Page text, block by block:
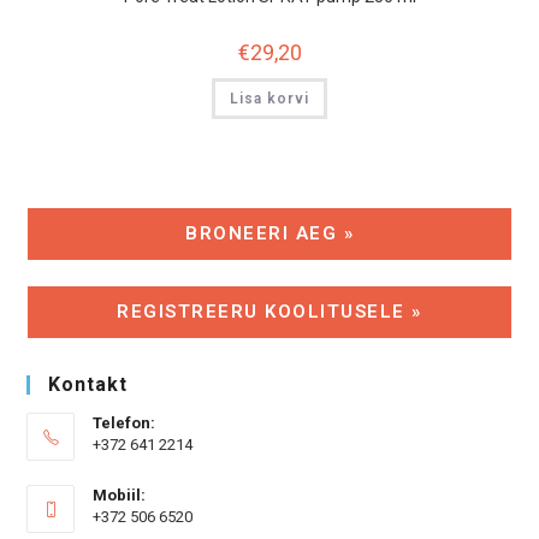
€29,20
Lisa korvi
BRONEERI AEG »
REGISTREERU KOOLITUSELE »
Kontakt
Telefon:
+372 641 2214
Mobiil:
+372 506 6520